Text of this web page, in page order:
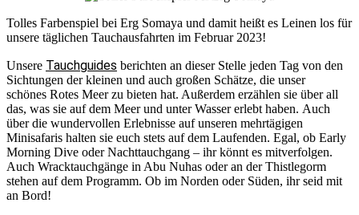
Tolles Farbenspiel bei Erg Somaya und damit heißt es Leinen los für
unsere täglichen Tauchausfahrten im Februar 2023!
Unsere Tauchguides berichten an dieser Stelle jeden Tag von den
Sichtungen der kleinen und auch großen Schätze, die unser
schönes Rotes Meer zu bieten hat. Außerdem erzählen sie über all
das, was sie auf dem Meer und unter Wasser erlebt haben. Auch
über die wundervollen Erlebnisse auf unseren mehrtägigen
Minisafaris halten sie euch stets auf dem Laufenden. Egal, ob Early
Morning Dive oder Nachttauchgang – ihr könnt es mitverfolgen.
Auch Wracktauchgänge in Abu Nuhas oder an der Thistlegorm
stehen auf dem Programm. Ob im Norden oder Süden, ihr seid mit
an Bord!